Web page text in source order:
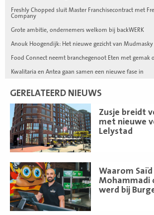
Freshly Chopped sluit Master Franchisecontract met
Company
Grote ambitie, ondernemers welkom bij backWERK
Anouk Hoogendijk: Het nieuwe gezicht van Mudmasky
Food Connect neemt branchegenoot Eten met gemak
Kwalitaria en Antea gaan samen een nieuwe fase in
GERELATEERD NIEUWS
Zusje breidt
met nieuwe
Lelystad
Lees
meer
Waarom Saïd
Mohammadi
werd bij
Lees
meer